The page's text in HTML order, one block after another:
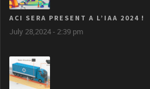
ACI SERA PRESENT A L’IAA 2024 !
July 28,2024 - 2:39 pm